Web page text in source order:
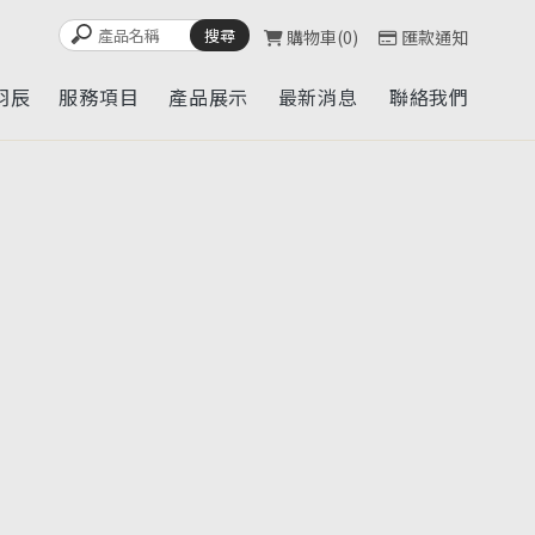
購物車 0 匯款通知
辰 服務項目
SERVICE
產品展示
CATALOG
最新消息
NEWS
聯絡我們
CONTACT